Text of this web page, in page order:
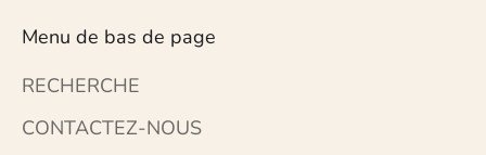
Menu de bas de page
RECHERCHE
CONTACTEZ-NOUS